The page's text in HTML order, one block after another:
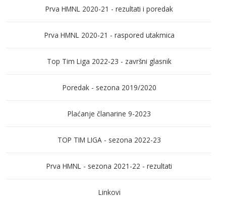
Prva HMNL 2020-21 - rezultati i poredak
Prva HMNL 2020-21 - raspored utakmica
Top Tim Liga 2022-23 - završni glasnik
Poredak - sezona 2019/2020
Plaćanje članarine 9-2023
TOP TIM LIGA - sezona 2022-23
Prva HMNL - sezona 2021-22 - rezultati
Linkovi